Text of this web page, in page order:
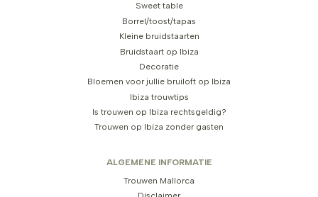
Sweet table
Borrel/toost/tapas
Kleine bruidstaarten
Bruidstaart op Ibiza
Decoratie
Bloemen voor jullie bruiloft op Ibiza
Ibiza trouwtips
Is trouwen op Ibiza rechtsgeldig?
Trouwen op Ibiza zonder gasten
ALGEMENE INFORMATIE
Trouwen Mallorca